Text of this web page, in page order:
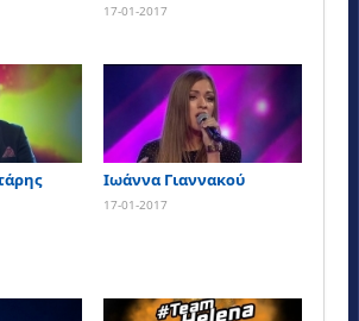
17-01-2017
Ιωάννα Γιαννακού
17-01-2017